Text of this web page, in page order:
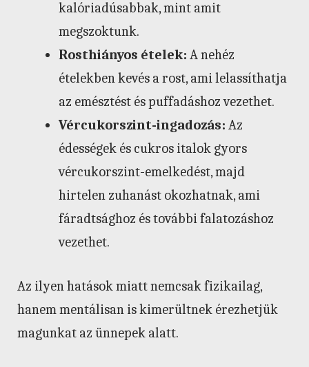
kalóriadúsabbak, mint amit
megszoktunk.
Rosthiányos ételek: A nehéz
ételekben kevés a rost, ami lelassíthatja
az emésztést és puffadáshoz vezethet.
Vércukorszint-ingadozás: Az
édességek és cukros italok gyors
vércukorszint-emelkedést, majd
hirtelen zuhanást okozhatnak, ami
fáradtsághoz és további falatozáshoz
vezethet.
Az ilyen hatások miatt nemcsak fizikailag,
hanem mentálisan is kimerültnek érezhetjük
magunkat az ünnepek alatt.